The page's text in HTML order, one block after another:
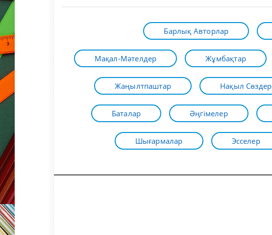
Барлық Авторлар
Мақал-Мәтелдер Жұмбақтар
Жаңылтпаштар Нақыл Сөздер
Баталар Әңгімелер
Шығармалар Эсселер